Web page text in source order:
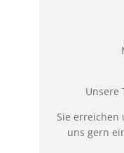
Sie erreichen
uns gern